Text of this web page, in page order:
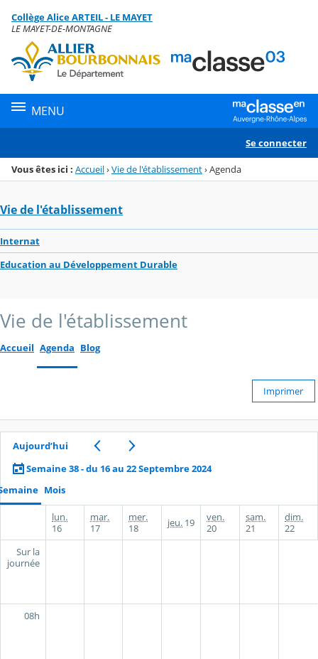
Menu de la rubrique
Contenu
Collège Alice ARTEIL - LE MAYET
LE MAYET-DE-MONTAGNE
MENU
Se connecter
Vous êtes ici : Accueil›Vie de l'établissement›Agenda
Vie de l'établissement
Internat
Education au Développement Durable
Vie de l'établissement
Accueil Agenda Blog
Imprimer
Aujourd’hui
Semaine 38 - du 16 au 22 Septembre 2024
Mois
lun.
16
mar.
17
mer.
18
jeu. 19
ven.
20
sam.
21
dim.
22
Sur la
journée
08h